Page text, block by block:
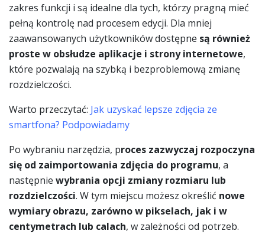
zakres funkcji i są idealne dla tych, którzy pragną mieć
pełną kontrolę nad procesem edycji. Dla mniej
zaawansowanych użytkowników dostępne są również
proste w obsłudze aplikacje i strony internetowe,
które pozwalają na szybką i bezproblemową zmianę
rozdzielczości.
Warto przeczytać: Jak uzyskać lepsze zdjęcia ze
smartfona? Podpowiadamy
Po wybraniu narzędzia, proces zazwyczaj rozpoczyna
się od zaimportowania zdjęcia do programu, a
następnie wybrania opcji zmiany rozmiaru lub
rozdzielczości. W tym miejscu możesz określić nowe
wymiary obrazu, zarówno w pikselach, jak i w
centymetrach lub calach, w zależności od potrzeb.